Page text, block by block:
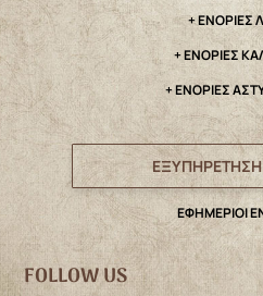
+ ΕΝΟΡΙΕΣ
+ ΕΝΟΡΙΕΣ
+ ΕΝΟΡΙΕΣ
ΕΦΗΜΕΡΙΟΙ
FOLLOW US